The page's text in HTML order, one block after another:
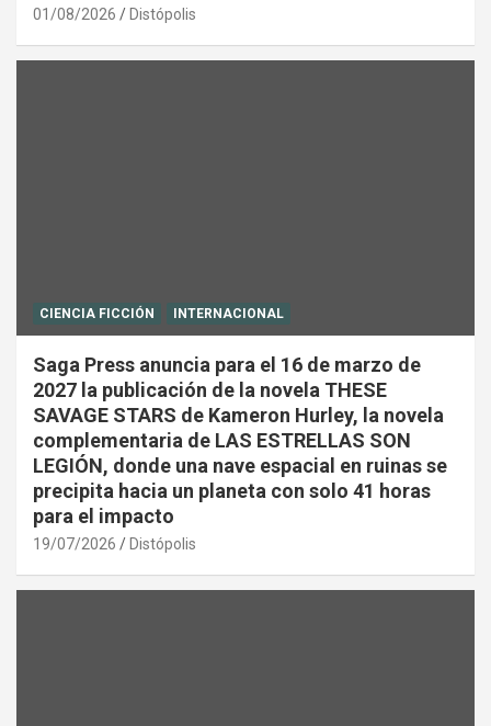
01/08/2026 Distópolis
CIENCIA FICCIÓN INTERNACIONAL
Saga Press anuncia para el 16 de marzo de
2027 la publicación de la novela THESE
SAVAGE STARS de Kameron Hurley, la novela
complementaria de LAS ESTRELLAS SON
LEGIÓN, donde una nave espacial en ruinas se
precipita hacia un planeta con solo 41 horas
para el impacto
19/07/2026 Distópolis